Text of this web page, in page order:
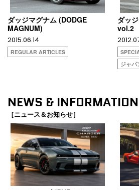
ダッジマグナム (DODGE
MAGNUM)
2015.06.14
REGULAR ARTICLES
ダッ
vol.2
ジャパ
NEWS & INFORMATION
［ニュース＆お知らせ］